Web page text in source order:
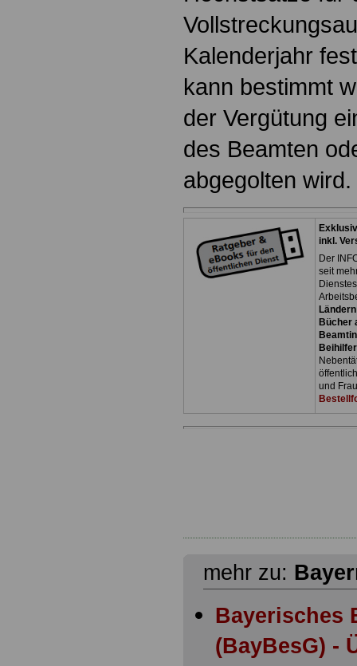
Kalenderjahr
kann bestimmt
der Vergütung
des Beamten
abgegolten wird.
inkl.
Der
seit
Ländern
Bücher
und
mehr zu:
Bayerisches
(BayBesG) -